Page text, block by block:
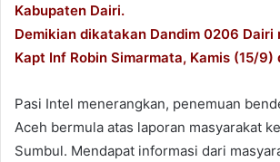
Kabupaten Dairi.
Demikian dikatakan Dandim 0206 Dairi
Kapt Inf Robin Simarmata, Kamis (15/9)
Pasi Intel menerangkan, penemuan
Aceh bermula atas laporan masyarakat
Sumbul. Mendapat informasi dari